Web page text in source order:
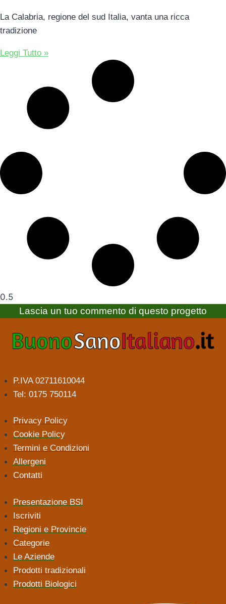
La Calabria, regione del sud Italia, vanta una ricca
tradizione
Leggi Tutto »
Lascia un tuo commento di questo progetto
P.IVA 02711610044
Tel: 0175 750114
Privacy Policy
Cookie Policy
Termini e Condizioni
Allergeni
Contatti
Presentazione BSI
Iscriviti
Regioni e Provincie
Categorie
Le Aziende
Prodotti tradizionali
Prodotti Biologici